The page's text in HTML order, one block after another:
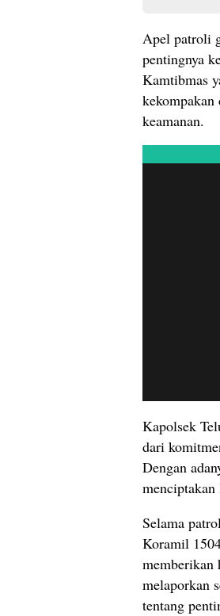
Apel patroli
pentingnya
Kamtibmas
kekompakan
keamanan.
Kapolsek
dari
Dengan
menciptakan
Selama
Koramil
memberikan
melaporkan
tentang